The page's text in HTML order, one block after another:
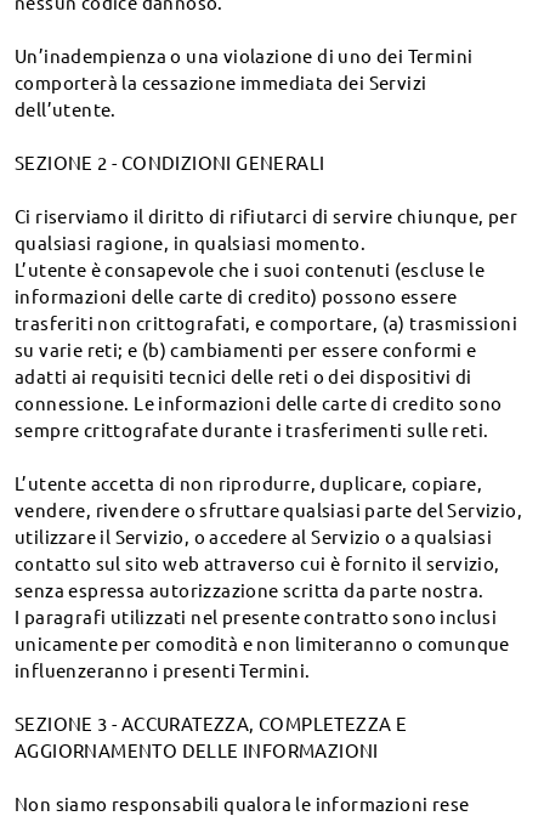
Le lenti includono qualche rivestimento?
Come cambiare la lente degli occhiali di
sicurezza/sport?
Lente sferica VS lente asferica (video)
Qual è la differenza tra le lenti rivestite di base, le lenti
Che tipo di lenti sono gratuite?
Che tipo di lenti bifocali usate?
Lenti Speciali (note come lenti decentrate) — FAQ
Centro assistenza
Domande frequenti
Live Chat 24/7
service@firmoo.it
Traccia il mio ordine
Suggerimenti e feedback
Reso e cambio entro 60 giorni
Gli occhiali che non ti soddisfano possono essere
cambiati o rimborsati entro 60 giorni dalla
ricezione.
Copertura di ogni possibile difetto nei materiali e
nella lavorazione.
Un’inadempienza o una violazione di uno dei Termini
comporterà la cessazione immediata dei Servizi
dell’utente.
SEZIONE 2 - CONDIZIONI GENERALI
Ci riserviamo il diritto di rifiutarci di servire chiunque, per
qualsiasi ragione, in qualsiasi momento.
L’utente è consapevole che i suoi contenuti (escluse le
informazioni delle carte di credito) possono essere
trasferiti non crittografati, e comportare, (a) trasmissioni
su varie reti; e (b) cambiamenti per essere conformi e
adatti ai requisiti tecnici delle reti o dei dispositivi di
connessione. Le informazioni delle carte di credito sono
sempre crittografate durante i trasferimenti sulle reti.
L’utente accetta di non riprodurre, duplicare, copiare,
vendere, rivendere o sfruttare qualsiasi parte del Servizio,
utilizzare il Servizio, o accedere al Servizio o a qualsiasi
contatto sul sito web attraverso cui è fornito il servizio,
senza espressa autorizzazione scritta da parte nostra.
I paragrafi utilizzati nel presente contratto sono inclusi
unicamente per comodità e non limiteranno o comunque
influenzeranno i presenti Termini.
SEZIONE 3 - ACCURATEZZA, COMPLETEZZA E
AGGIORNAMENTO DELLE INFORMAZIONI
Non siamo responsabili qualora le informazioni rese
Riceve il codice sconto
Non condivideremo mai le tue informazioni.